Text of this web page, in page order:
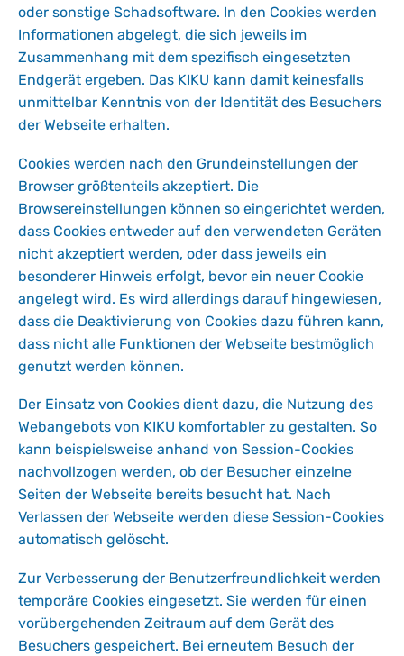
oder sonstige Schadsoftware. In den Cookies werden
Informationen abgelegt, die sich jeweils im
Zusammenhang mit dem spezifisch eingesetzten
Endgerät ergeben. Das KIKU kann damit keinesfalls
unmittelbar Kenntnis von der Identität des Besuchers
der Webseite erhalten.
Cookies werden nach den Grundeinstellungen der
Browser größtenteils akzeptiert. Die
Browsereinstellungen können so eingerichtet werden,
dass Cookies entweder auf den verwendeten Geräten
nicht akzeptiert werden, oder dass jeweils ein
besonderer Hinweis erfolgt, bevor ein neuer Cookie
angelegt wird. Es wird allerdings darauf hingewiesen,
dass die Deaktivierung von Cookies dazu führen kann,
dass nicht alle Funktionen der Webseite bestmöglich
genutzt werden können.
Der Einsatz von Cookies dient dazu, die Nutzung des
Webangebots von KIKU komfortabler zu gestalten. So
kann beispielsweise anhand von Session-Cookies
nachvollzogen werden, ob der Besucher einzelne
Seiten der Webseite bereits besucht hat. Nach
Verlassen der Webseite werden diese Session-Cookies
automatisch gelöscht.
Zur Verbesserung der Benutzerfreundlichkeit werden
temporäre Cookies eingesetzt. Sie werden für einen
vorübergehenden Zeitraum auf dem Gerät des
Besuchers gespeichert. Bei erneutem Besuch der